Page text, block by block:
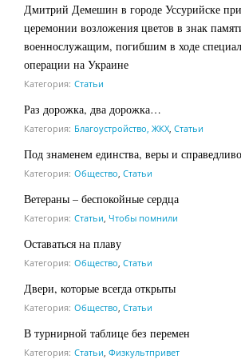
Дмитрий Демешин в городе Уссурийске
церемонии возложения цветов в знак
военнослужащим, погибшим в ходе
операции на Украине
Категория: Статьи
Раз дорожка, два дорожка…
Категория: Благоустройство, ЖКХ Статьи
Под знаменем единства, веры и
Категория: Общество Статьи
Ветераны – беспокойные сердца
Категория: Статьи Чтобы помнили
Оставаться на плаву
Категория: Общество Статьи
Двери, которые всегда открыты
Категория: Общество Статьи
В турнирной таблице без перемен
Категория: Статьи Физкультпривет